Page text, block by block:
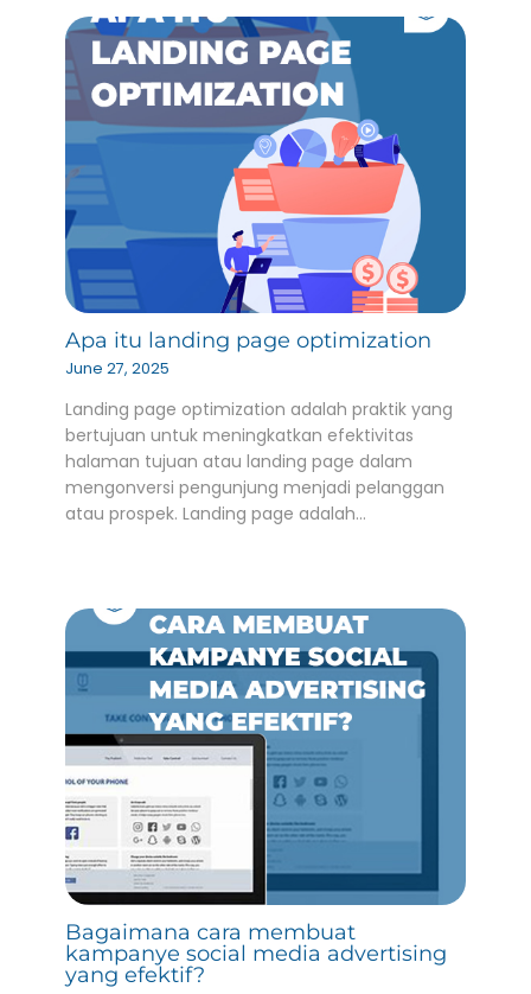
Apa itu landing page optimization
June 27, 2025
Landing page optimization adalah praktik yang
bertujuan untuk meningkatkan efektivitas
halaman tujuan atau landing page dalam
mengonversi pengunjung menjadi pelanggan
atau prospek. Landing page adalah…
Bagaimana cara membuat
kampanye social media advertising
yang efektif?